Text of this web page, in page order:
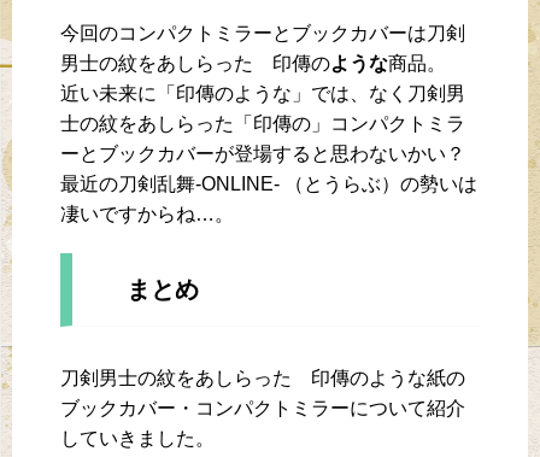
今回のコンパクトミラーとブックカバーは刀剣
男士の紋をあしらった 印傳のような商品。
近い未来に「印傳のような」では、なく刀剣男
士の紋をあしらった「印傳の」コンパクトミラ
ーとブックカバーが登場すると思わないかい？
最近の刀剣乱舞-ONLINE- （とうらぶ）の勢いは
凄いですからね…。
まとめ
刀剣男士の紋をあしらった 印傳のような紙の
ブックカバー・コンパクトミラーについて紹介
していきました。